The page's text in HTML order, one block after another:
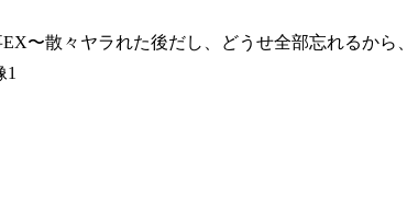
〜散々ヤラれた後だし、どうせ全部忘れるから、
1